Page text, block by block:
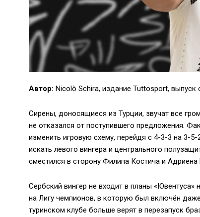
Автор: Nicolò Schira, издание Tuttosport, выпуск
Сирены, доносящиеся из Турции, звучат все
не отказался от поступившего предложения.
изменить игровую схему, перейдя с 4-3-3 на 3-
искать левого вингера и центрального
сместился в сторону Филипа Костича и
Сербский вингер не входит в планы
на Лигу чемпионов, в которую был включён
туринском клубе больше верят в перезапуск